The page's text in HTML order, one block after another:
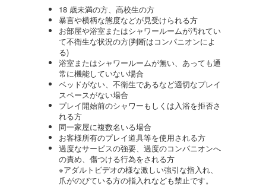
18 歳未満の方、高校生の方
暴言や横柄な態度などが見受けられる方
お部屋や浴室またはシャワールームが汚れてい
て不衛生な状況の方(判断はコンパニオンによ
る)
浴室またはシャワールームが無い、あっても通
常に機能していない場合
ベッドがない、不衛生であるなど適切なプレイ
スペースがない場合
プレイ開始前のシャワーもしくは入浴を拒否さ
れる方
同一家屋に複数名いる場合
お客様所有のプレイ道具等を使用される方
過度なサービスの強要、過度のコンパニオンへ
の責め、傷つける行為をされる方
※アダルトビデオの様な激しい強引な指入れ、
爪がのびている方の指入れなども禁止です。